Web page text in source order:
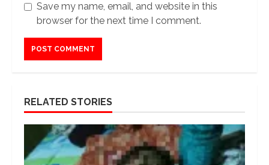
Save my name, email, and website in this
browser for the next time I comment.
RELATED STORIES